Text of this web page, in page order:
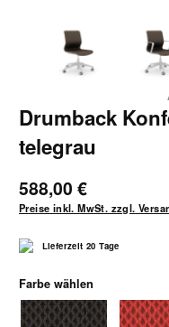
Drumback
telegrau
588,00 €
Preise inkl. MwSt. zzgl.
Lieferzeit 20 Tage
Farbe wählen